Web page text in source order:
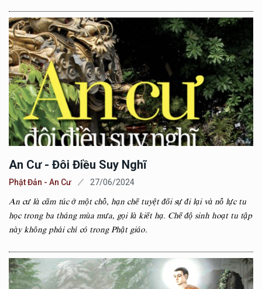
An Cư - Đôi Điều Suy Nghĩ
Phật Đản - An Cư 27/06/2024
An cư là cấm túc ở một chỗ, hạn chế tuyệt đối sự đi lại và nỗ lực tu
học trong ba tháng mùa mưa, gọi là kiết hạ. Chế độ sinh hoạt tu tập
này không phải chỉ có trong Phật giáo.